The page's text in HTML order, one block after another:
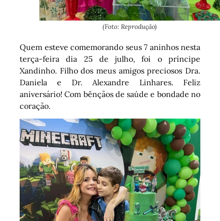
(Foto: Reprodução)
Quem esteve comemorando seus 7 aninhos nesta
terça-feira dia 25 de julho, foi o príncipe
Xandinho. Filho dos meus amigos preciosos Dra.
Daniela e Dr. Alexandre Linhares. Feliz
aniversário! Com bênçãos de saúde e bondade no
coração.